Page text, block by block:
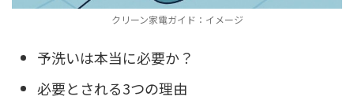
クリーン家電ガイド：イメージ
予洗いは本当に必要か？
必要とされる3つの理由